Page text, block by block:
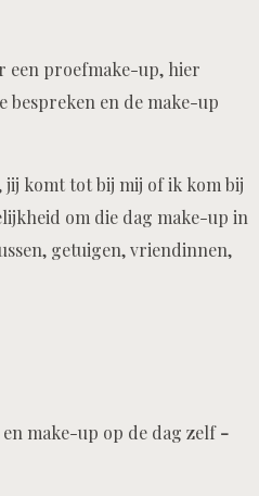
een proefmake-up, hier
bespreken en de make-up
jij komt tot bij mij of ik kom bij
om die dag make-up in
getuigen, vriendinnen,
make-up op de dag zelf-